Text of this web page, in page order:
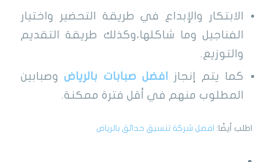
الابتكار والإبداع في طريقة التحضير واختيار
الفناجيل وما شاكلها،وكذلك طريقة التقديم
والتوزيع.
كما يتم إنجاز
افضل صبابات بالرياضوصبابين
المطلوب منهم في أقل فترة ممكنة.
اطلب أيضًا: افضل شركة تنسيق حدائق بالرياض